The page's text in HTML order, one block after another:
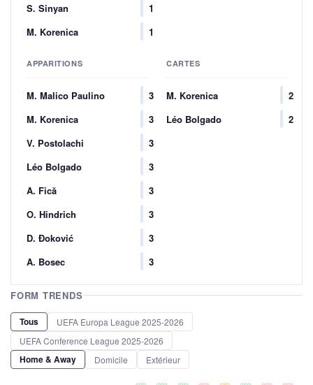
S. Sinyan
1
M. Korenica
1
APPARITIONS
M. Malico Paulino
3
M. Korenica
3
V. Postolachi
3
Léo Bolgado
3
A. Fică
3
O. Hindrich
3
D. Đoković
3
A. Bosec
3
CARTES
M. Korenica
2
Léo Bolgado
2
FORM TRENDS
Tous
UEFA Europa League 2025-2026
UEFA Conference League 2025-2026
Home & Away Domicile Extérieur